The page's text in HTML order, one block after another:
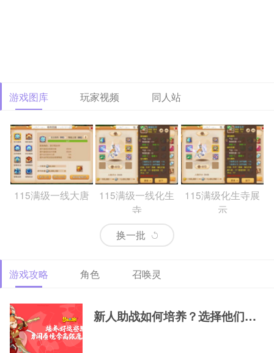
游戏图库 玩家视频 同人站
115满级一线大唐
115满级一线化生
寺
115满级化生寺展
示
示
示
换一批
游戏攻略 角色 召唤灵
新人助战如何培养？选择他们，一